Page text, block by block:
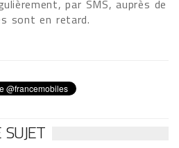
par SMS, auprès de
sont en retard.